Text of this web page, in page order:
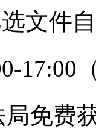
文件
17:00
免费